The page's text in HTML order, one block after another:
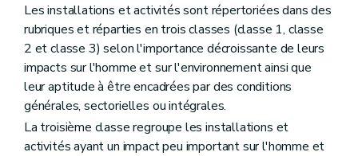
Les installations et activités sont répertoriées dans des
rubriques et réparties en trois classes (classe 1, classe
2 et classe 3) selon l'importance décroissante de leurs
impacts sur l'homme et sur l'environnement ainsi que
leur aptitude à être encadrées par des conditions
générales, sectorielles ou intégrales.
La troisième classe regroupe les installations et
activités ayant un impact peu important sur l'homme et